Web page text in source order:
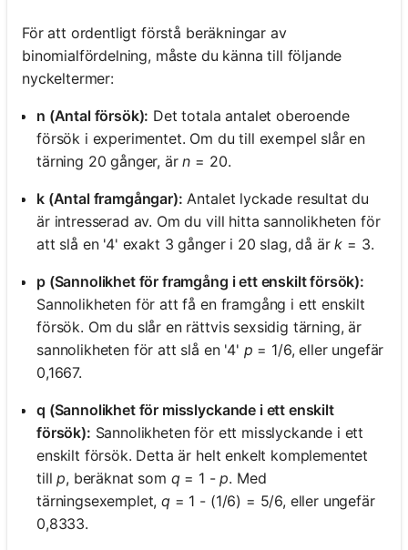
För att ordentligt förstå beräkningar av
binomialfördelning, måste du känna till följande
nyckeltermer:
n (Antal försök): Det totala antalet oberoende
försök i experimentet. Om du till exempel slår en
tärning 20 gånger, ärn = 20.
k (Antal framgångar): Antalet lyckade resultat du
är intresserad av. Om du vill hitta sannolikheten för
att slå en '4' exakt 3 gånger i 20 slag, då ärk = 3.
p (Sannolikhet för framgång i ett enskilt försök):
Sannolikheten för att få en framgång i ett enskilt
försök. Om du slår en rättvis sexsidig tärning, är
sannolikheten för att slå en '4' p = 1/6, eller ungefär
0,1667.
q (Sannolikhet för misslyckande i ett enskilt
försök): Sannolikheten för ett misslyckande i ett
enskilt försök. Detta är helt enkelt komplementet
tillp, beräknat som q= 1 -p. Med
tärningsexemplet,q= 1 - (1/6) = 5/6, eller ungefär
0,8333.